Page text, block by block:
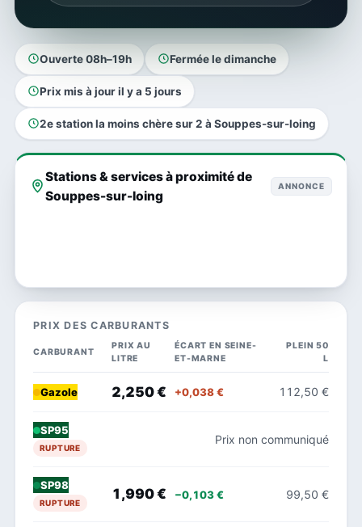
Ouverte 08h–19h Fermée le dimanche
Prix mis à jour il y a 5 jours
2e station la moins chère sur 2 à Souppes-sur-loing
Stations & services à proximité de
Souppes-sur-loing
ANNONCE
PRIX DES CARBURANTS
CARBURANT
PRIX AU
LITRE
ÉCART EN SEINE-
ET-MARNE
PLEIN 50
L
Gazole 2,250 € +0,038 € 112,50 €
SP95
RUPTURE
Prix non communiqué
SP98
RUPTURE
1,990 € −0,103 € 99,50 €